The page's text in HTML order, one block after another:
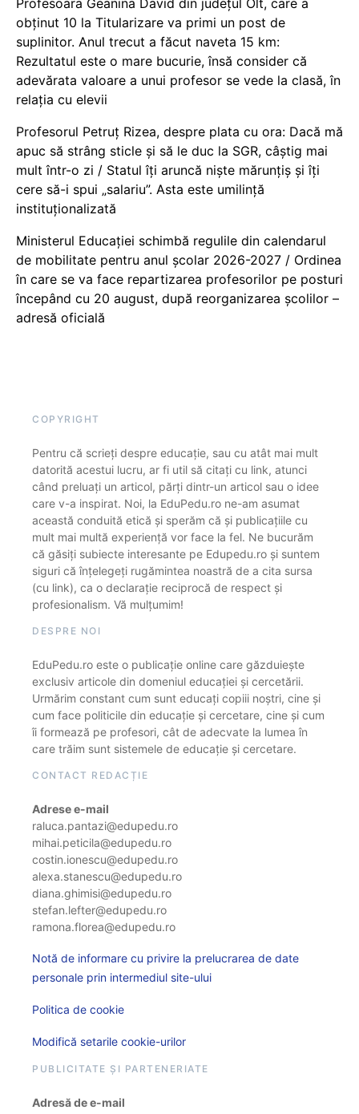
Profesoara Geanina David din județul Olt, care a
obținut 10 la Titularizare va primi un post de
suplinitor. Anul trecut a făcut naveta 15 km:
Rezultatul este o mare bucurie, însă consider că
adevărata valoare a unui profesor se vede la clasă, în
relația cu elevii
Profesorul Petruț Rizea, despre plata cu ora: Dacă mă
apuc să strâng sticle și să le duc la SGR, câștig mai
mult într-o zi / Statul îți aruncă niște mărunțiș și îți
cere să-i spui „salariu”. Asta este umilință
instituționalizată
Ministerul Educației schimbă regulile din calendarul
de mobilitate pentru anul școlar 2026-2027 / Ordinea
în care se va face repartizarea profesorilor pe posturi
începând cu 20 august, după reorganizarea școlilor –
adresă oficială
COPYRIGHT
Pentru că scrieți despre educație, sau cu atât mai mult
datorită acestui lucru, ar fi util să citați cu link, atunci
când preluați un articol, părți dintr-un articol sau o idee
care v-a inspirat. Noi, la EduPedu.ro ne-am asumat
această conduită etică și sperăm că și publicațiile cu
mult mai multă experiență vor face la fel. Ne bucurăm
că găsiți subiecte interesante pe Edupedu.ro și suntem
siguri că înțelegeți rugămintea noastră de a cita sursa
(cu link), ca o declarație reciprocă de respect și
profesionalism. Vă mulțumim!
DESPRE NOI
EduPedu.ro este o publicație online care găzduiește
exclusiv articole din domeniul educației și cercetării.
Urmărim constant cum sunt educați copiii noștri, cine și
cum face politicile din educație și cercetare, cine și cum
îi formează pe profesori, cât de adecvate la lumea în
care trăim sunt sistemele de educație și cercetare.
CONTACT REDACȚIE
Adrese e-mail
raluca.pantazi@edupedu.ro
mihai.peticila@edupedu.ro
costin.ionescu@edupedu.ro
alexa.stanescu@edupedu.ro
diana.ghimisi@edupedu.ro
stefan.lefter@edupedu.ro
ramona.florea@edupedu.ro
Notă de informare cu privire la prelucrarea de date
personale prin intermediul site-ului
Politica de cookie
Modifică setarile cookie-urilor
PUBLICITATE ȘI PARTENERIATE
Adresă de e-mail